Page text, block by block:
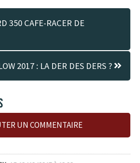
350 CAFE-RACER DE
2017 : LA DER DES DERS ?
UN COMMENTAIRE